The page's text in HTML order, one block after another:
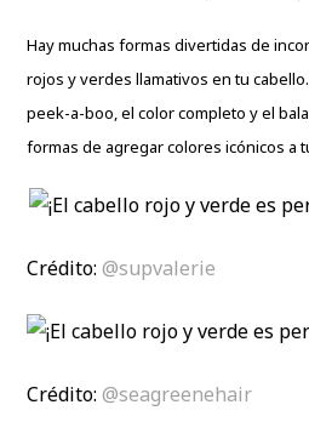
Hay muchas formas divertidas de
rojos y verdes llamativos en tu
peek-a-boo, el color completo y el
formas de agregar colores icónicos a
Crédito:@supvalerie
Crédito:@seagreenehair